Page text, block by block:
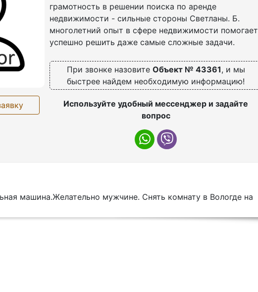
грамотность в решении поиска по аренде
недвижимости - сильные стороны Светланы. Б.
многолетний опыт в сфере недвижимости помогает
успешно решить даже самые сложные задачи.
При звонке назовите Объект № 43361, и мы
быстрее найдем необходимую информацию!
Используйте удобный мессенджер и задайте
вопрос
машина.Желательно мужчине. Снять комнату в Вологде на